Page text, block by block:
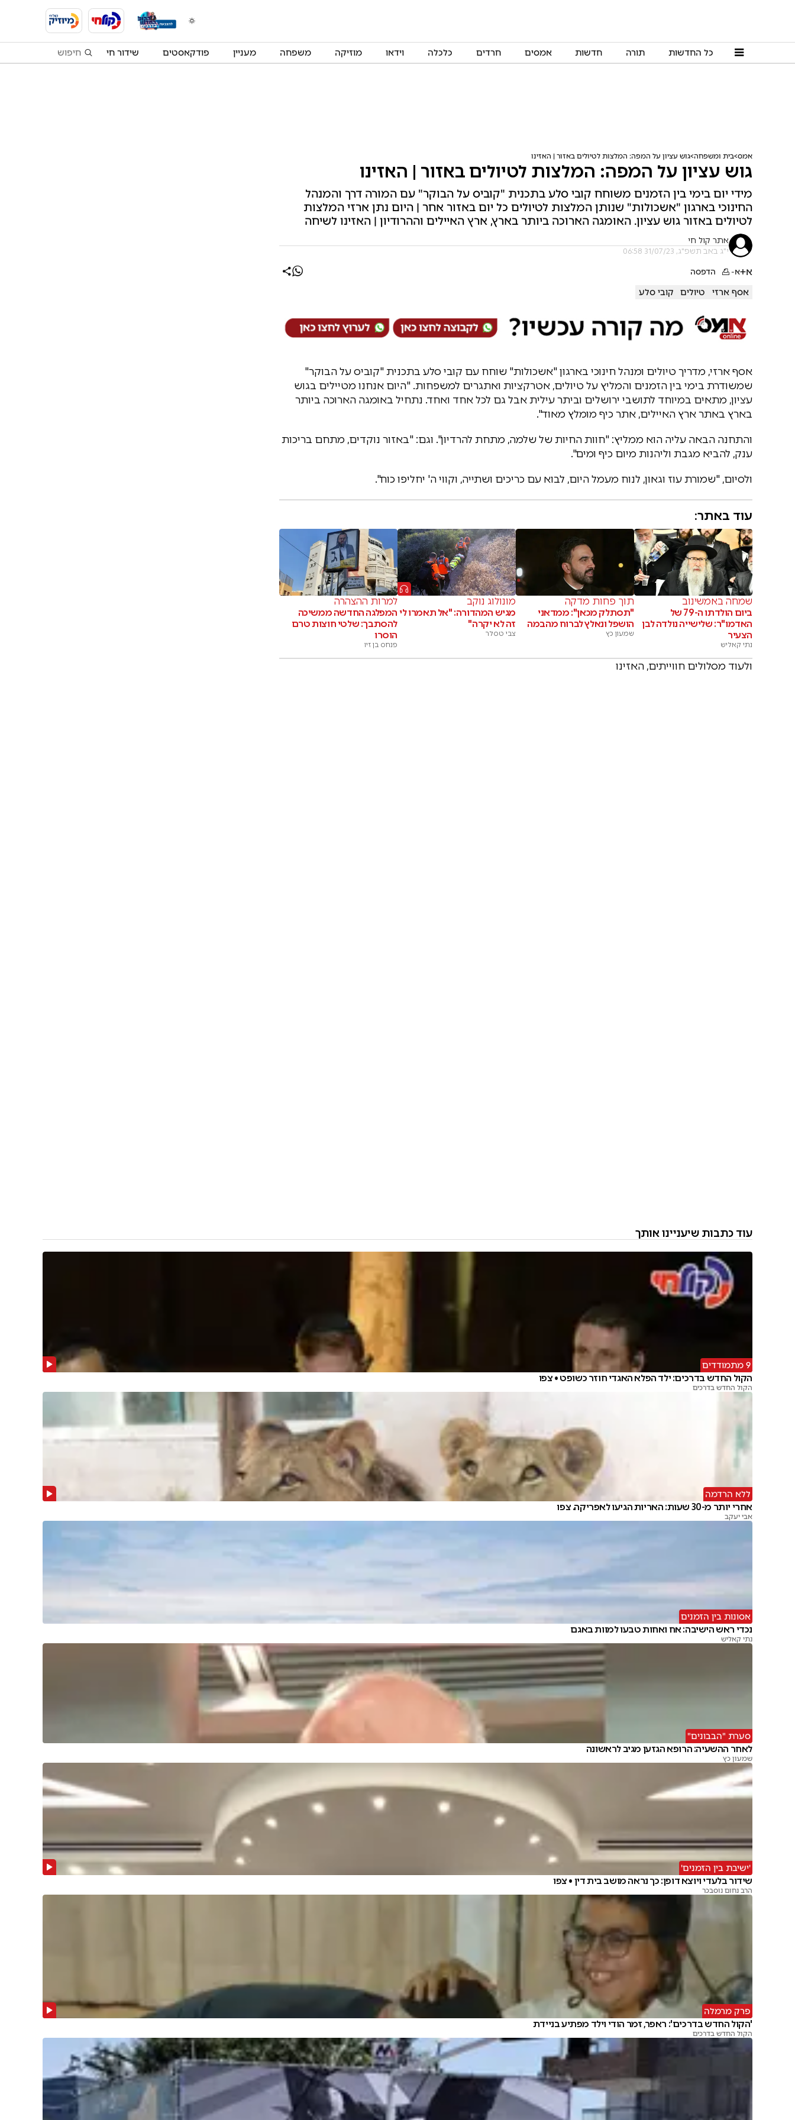
כל החדשות תורה חדשות אמסים חרדים כלכלה וידאו מוזיקה משפחה מעניין פודקאסטים שידור חי
אמס בית ומשפחה גוש עציון על המפה: המלצות לטיולים באזור | האזינו
גוש עציון על המפה: המלצות לטיולים באזור | האזינו
מידי יום בימי בין הזמנים משוחח קובי סלע בתכנית "קוביס על הבוקר" עם המורה דרך והמנהל
החינוכי בארגון "אשכולות" שנותן המלצות לטיולים כל יום באזור אחר | היום נתן ארזי המלצות
לטיולים באזור גוש עציון. האומגה הארוכה ביותר בארץ, ארץ האיילים וההרודיון | האזינו לשיחה
אתר קול חי
י"ג באב תשפ"ג, 31/07/23 06:58
א+א- הדפסה
אסף ארזי טיולים קובי סלע
אסף ארזי, מדריך טיולים ומנהל חינוכי בארגון "אשכולות" שוחח עם קובי סלע בתכנית "קוביס על הבוקר"
שמשודרת בימי בין הזמנים והמליץ על טיולים, אטרקציות ואתגרים למשפחות. "היום אנחנו מטיילים בגוש
עציון, מתאים במיוחד לתושבי ירושלים וביתר עילית אבל גם לכל אחד ואחד. נתחיל באומגה הארוכה ביותר
בארץ באתר ארץ האיילים, אתר כיף מומלץ מאוד".
והתחנה הבאה עליה הוא ממליץ: "חוות החיות של שלמה, מתחת להרדיון". וגם: "באזור נוקדים, מתחם בריכות
ענק, להביא מגבת וליהנות מיום כיף ומים".
ולסיום, "שמורת עוז וגאון, לנוח מעמל היום, לבוא עם כריכים ושתייה, וקווי ה' יחליפו כוח".
עוד באתר:
שמחה באמשינוב
ביום הולדתו ה-79 של
האדמו"ר: שלישייה נולדה לבן
הצעיר
נתי קאליש
תוך פחות מדקה
"תסתלק מכאן": ממדאני
הושפל ונאלץ לברוח מהבמה
שמעון כץ
מונולוג נוקב
מגיש המהדורה: "אל תאמרו לי
זה לא יקרה"
צבי טסלר
למרות ההצהרה
המפלגה החדשה ממשיכה
להסתבך: שלטי חוצות טרם
הוסרו
פנחס בן זיו
ולעוד מסלולים חווייתים, האזינו
עוד כתבות שיעניינו אותך
9 מתמודדים
הקול החדש בדרכים: ילד הפלא האגדי חוזר כשופט • צפו
הקול החדש בדרכים
ללא הרדמה
אחרי יותר מ-30 שעות: האריות הגיעו לאפריקה. צפו
אבי יעקב
אסונות בין הזמנים
נכדי ראש הישיבה: אח ואחות טבעו למוות באגם
נתי קאליש
סערת "הבבונים"
לאחר ההשעיה: הרופא הגזען מגיב לראשונה
שמעון כץ
'ישיבת בין הזמנים'
שידור בלעדי ויוצא דופן: כך נראה מושב בית דין • צפו
הרב נחום נוסבכר
פרק מרמלה
'הקול החדש בדרכים': ראפר, זמר הודי וילד מפתיע בניידת
הקול החדש בדרכים